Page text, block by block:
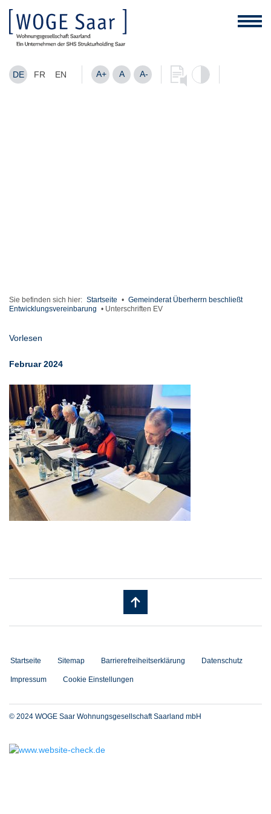
DE FR EN A+ A A-
Sie befinden sich hier: Startseite • Gemeinderat Überherrn beschließt
Entwicklungsvereinbarung • Unterschriften EV
Vorlesen
Februar 2024
Startseite Sitemap Barrierefreiheitserklärung Datenschutz
Impressum Cookie Einstellungen
© 2024 WOGE Saar Wohnungsgesellschaft Saarland mbH